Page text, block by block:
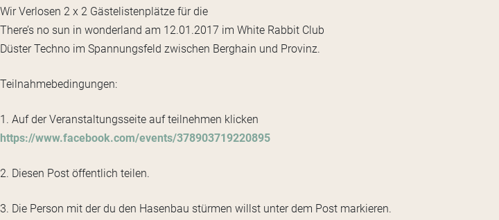
Wir Verlosen 2 x 2 Gästelistenplätze für die
There’s no sun in wonderland am 12.01.2017 im White Rabbit Club
Düster Techno im Spannungsfeld zwischen Berghain und Provinz.
Teilnahmebedingungen:
1. Auf der Veranstaltungsseite auf teilnehmen klicken
https://www.facebook.com/events/378903719220895
2. Diesen Post öffentlich teilen.
3. Die Person mit der du den Hasenbau stürmen willst unter dem Post markieren.